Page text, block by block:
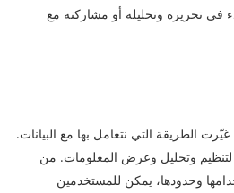
في تحريره وتحليله أو مشاركته مع
الطريقة التي نتعامل بها مع البيانات.
وتحليل وعرض المعلومات. من
وحدودها، يمكن للمستخدمين